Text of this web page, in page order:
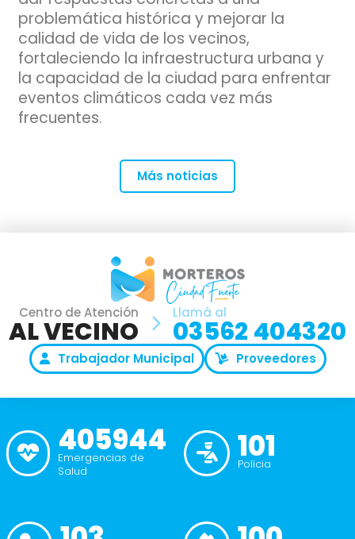
problemática histórica y mejorar la
calidad de vida de los vecinos,
fortaleciendo la infraestructura urbana y
la capacidad de la ciudad para enfrentar
eventos climáticos cada vez más
frecuentes.
Más noticias
Centro de Atención
AL VECINO
Llamá al
03562 404320
Trabajador Municipal Proveedores
405944
Emergencias de
Salud
101
Polícia